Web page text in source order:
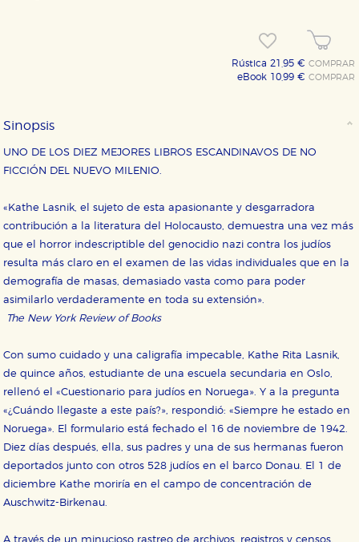
Rústica 21,95 €COMPRAR
eBook 10,99 €COMPRAR
Sinopsis
UNO DE LOS DIEZ MEJORES LIBROS ESCANDINAVOS DE NO
FICCIÓN DEL NUEVO MILENIO.
«Kathe Lasnik, el sujeto de esta apasionante y desgarradora
contribución a la literatura del Holocausto, demuestra una vez más
que el horror indescriptible del genocidio nazi contra los judíos
resulta más claro en el examen de las vidas individuales que en la
demografía de masas, demasiado vasta como para poder
asimilarlo verdaderamente en toda su extensión».
The New York Review of Books
Con sumo cuidado y una caligrafía impecable, Kathe Rita Lasnik,
de quince años, estudiante de una escuela secundaria en Oslo,
rellenó el «Cuestionario para judíos en Noruega». Y a la pregunta
«¿Cuándo llegaste a este país?», respondió: «Siempre he estado en
Noruega». El formulario está fechado el 16 de noviembre de 1942.
Diez días después, ella, sus padres y una de sus hermanas fueron
deportados junto con otros 528 judíos en el barco Donau. El 1 de
diciembre Kathe moriría en el campo de concentración de
Auschwitz-Birkenau.
CONFIGURACIÓN DE COOKIES
HABILITAR TODO RECHAZAR TODO
Cookies necesarias
Estas cookies son necesarias para que nuestro sitio
navegador, pero en ese caso es posible que algunas
áreas de nuestra web dejen de funcionar
correctamente.
Cookies de rendimiento y analíticas
de navegación y optimizar el funcionamiento de
nuestro sitio web. Almacenan configuraciones de
vez que nos visita. La información es agregada y, por lo
tanto, es anónima.
Cookies de publicidad y redes sociales
publicitarios y se utilizan para mostrar publicidad